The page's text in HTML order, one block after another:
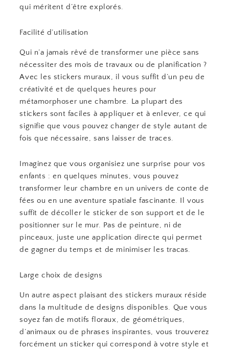
qui méritent d’être explorés.
Facilité d’utilisation
Qui n’a jamais rêvé de transformer une pièce sans
nécessiter des mois de travaux ou de planification ?
Avec les stickers muraux, il vous suffit d’un peu de
créativité et de quelques heures pour
métamorphoser une chambre. La plupart des
stickers sont faciles à appliquer et à enlever, ce qui
signifie que vous pouvez changer de style autant de
fois que nécessaire, sans laisser de traces.
Imaginez que vous organisiez une surprise pour vos
enfants : en quelques minutes, vous pouvez
transformer leur chambre en un univers de conte de
fées ou en une aventure spatiale fascinante. Il vous
suffit de décoller le sticker de son support et de le
positionner sur le mur. Pas de peinture, ni de
pinceaux, juste une application directe qui permet
de gagner du temps et de minimiser les tracas.
Large choix de designs
Un autre aspect plaisant des stickers muraux réside
dans la multitude de designs disponibles. Que vous
soyez fan de motifs floraux, de géométriques,
d’animaux ou de phrases inspirantes, vous trouverez
forcément un sticker qui correspond à votre style et